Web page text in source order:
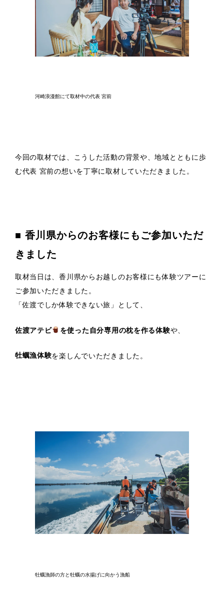
河崎浪漫館にて取材中の代表 宮前
今回の取材では、こうした活動の背景や、地域とともに歩
む代表 宮前の想いを丁寧に取材していただきました。
■ 香川県からのお客様にもご参加いただ
きました
取材当日は、香川県からお越しのお客様にも体験ツアーに
ご参加いただきました。
「佐渡でしか体験できない旅」として、
佐渡アテビ を使った自分専用の枕を作る体験や、
牡蠣漁体験を楽しんでいただきました。
牡蠣漁師の方と牡蠣の水揚げに向かう漁船